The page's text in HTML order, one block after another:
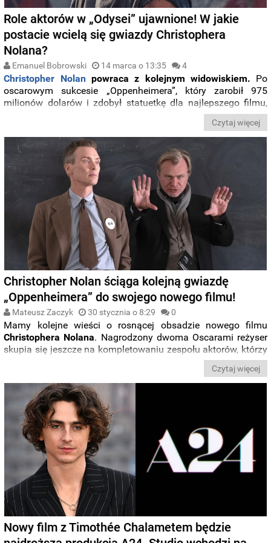
Role aktorów w „Odysei” ujawnione! W jakie
postacie wcielą się gwiazdy Christophera
Nolana?
Emanuel Bobrowski 14 marca o 13:35 4
Christopher Nolanpowraca z kolejnym widowiskiem. Po
oscarowym sukcesie „Oppenheimera”, który zarobił 975
milionów dolarów i zdobył statuetkę dla najlepszego filmu,
Homera. Zdjęcia
po ostatnich
zdjęciach z planu,lokalne media ujawniają role
poszczególnych aktorów w tym projekcie.
Czytaj więcej
Christopher Nolan ściąga kolejną gwiazdę
„Oppenheimera” do swojego nowego filmu!
Mateusz Zaczyk 30 stycznia o 8:29 0
Mamy kolejne wieści o rosnącej obsadzie nowego filmu
Christophera Nolana. Nagrodzony dwoma Oscarami reżyser
skupia się jeszcze na kompletowaniu zespołu aktorów, którzy
i sięgnął właśnie po kolejne
nazwisko, z którym współpracował przy okazji
„Oppenheimera”.
Czytaj więcej
Nowy film z Timothée Chalametem będzie